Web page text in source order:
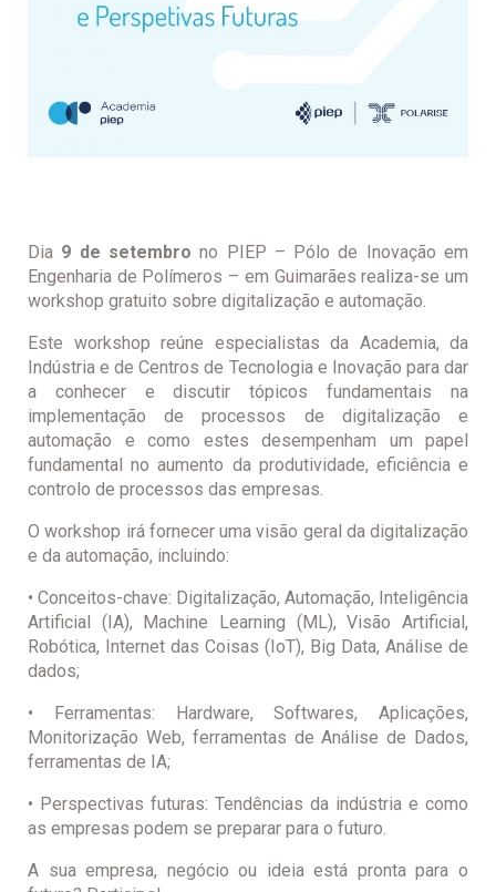
Dia 9 de setembro no PIEP – Pólo de Inovação em
Engenharia de Polímeros – em Guimarães realiza-se um
workshop gratuito sobre digitalização e automação.
Este workshop reúne especialistas da Academia, da
Indústria e de Centros de Tecnologia e Inovação para dar
a conhecer e discutir tópicos fundamentais na
implementação de processos de digitalização e
automação e como estes desempenham um papel
fundamental no aumento da produtividade, eficiência e
controlo de processos das empresas.
O workshop irá fornecer uma visão geral da digitalização
e da automação, incluindo:
• Conceitos-chave: Digitalização, Automação, Inteligência
Artificial (IA), Machine Learning (ML), Visão Artificial,
Robótica, Internet das Coisas (IoT), Big Data, Análise de
dados;
• Ferramentas: Hardware, Softwares, Aplicações,
Monitorização Web, ferramentas de Análise de Dados,
ferramentas de IA;
• Perspectivas futuras: Tendências da indústria e como
as empresas podem se preparar para o futuro.
A sua empresa, negócio ou ideia está pronta para o